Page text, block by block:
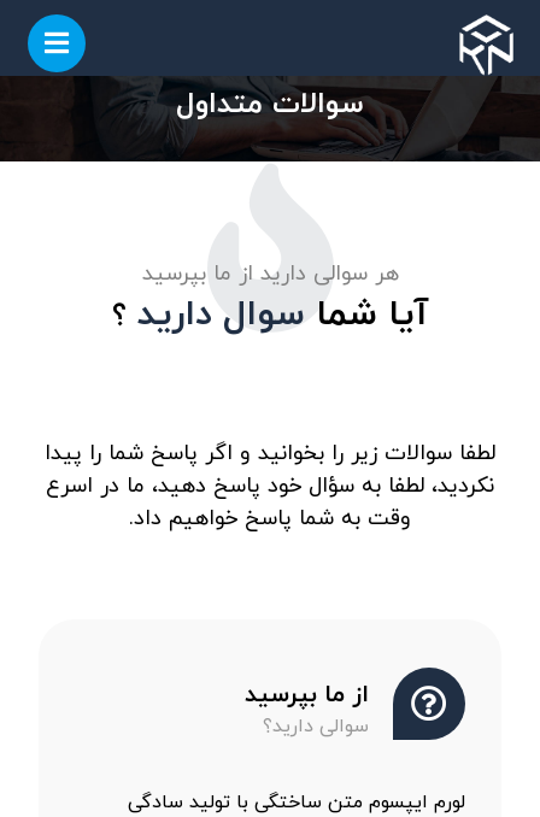
سوالات متداول
هر سوالی دارید از ما بپرسید
آیا شما سوال دارید ؟
لطفا سوالات زیر را بخوانید و اگر پاسخ شما را پیدا
نکردید، لطفا به سؤال خود پاسخ دهید، ما در اسرع
وقت به شما پاسخ خواهیم داد.
از ما بپرسید
سوالی دارید؟
لورم ایپسوم متن ساختگی با تولید سادگی